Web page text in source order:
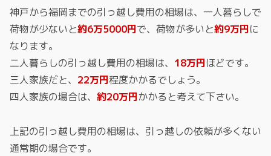
神戸から福岡までの引っ越し費用の相場は、一人暮らしで
荷物が少ないと約6万5000円で、荷物が多いと約9万円に
なります。
二人暮らしの引っ越し費用の相場は、 18万円ほどです。
三人家族だと、 22万円程度かかるでしょう。
四人家族の場合は、 約20万円かかると考えて下さい。
上記の引っ越し費用の相場は、引っ越しの依頼が多くない
通常期の場合です。